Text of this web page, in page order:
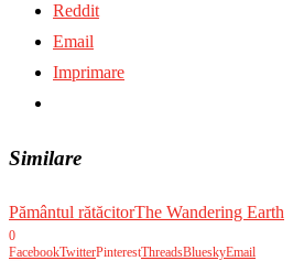
Reddit
Email
Imprimare
Similare
Pământul rătăcitorThe Wandering Earth
0
FacebookTwitterPinterestThreadsBlueskyEmail